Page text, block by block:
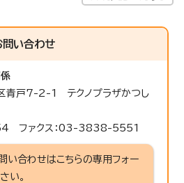
問い合わせ
戸7-2-1 テクノプラザかつし
ファクス：03-3838-5551
い合わせはこちらの専用フォー
い。